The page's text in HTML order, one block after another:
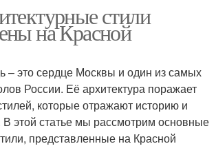
стили
на Красной
– это сердце Москвы и один из самых
России. Её архитектура поражает
которые отражают историю и
В этой статье мы рассмотрим основные
представленные на Красной